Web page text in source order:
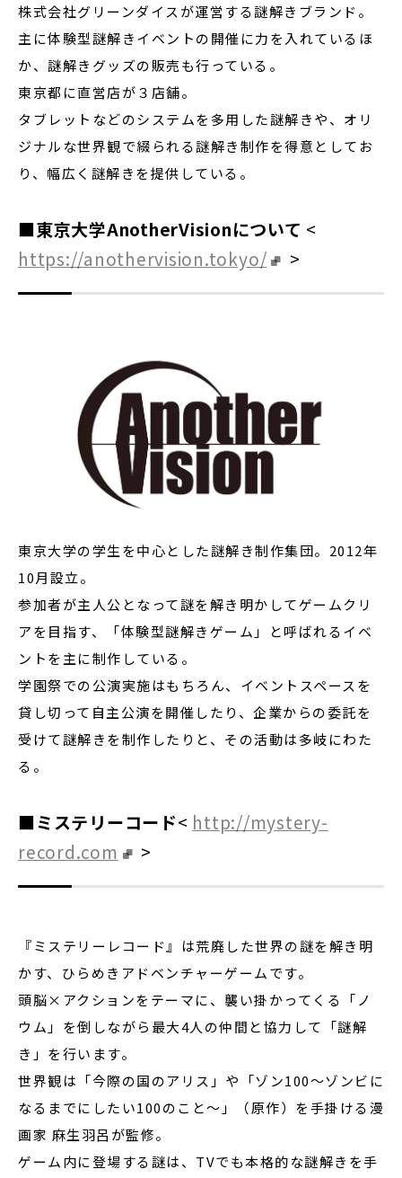
株式会社グリーンダイスが運営する謎解きブランド。
主に体験型謎解きイベントの開催に力を入れているほ
か、謎解きグッズの販売も行っている。
東京都に直営店が３店舗。
タブレットなどのシステムを多用した謎解きや、オリ
ジナルな世界観で綴られる謎解き制作を得意としてお
り、幅広く謎解きを提供している。
■東京大学AnotherVisionについて <
https://anothervision.tokyo/
>
東京大学の学生を中心とした謎解き制作集団。2012年
10月設立。
参加者が主人公となって謎を解き明かしてゲームクリ
アを目指す、「体験型謎解きゲーム」と呼ばれるイベ
ントを主に制作している。
学園祭での公演実施はもちろん、イベントスペースを
貸し切って自主公演を開催したり、企業からの委託を
受けて謎解きを制作したりと、その活動は多岐にわた
る。
■ミステリーコード< http://mystery-
record.com
>
『ミステリーレコード』は荒廃した世界の謎を解き明
かす、ひらめきアドベンチャーゲームです。
頭脳×アクションをテーマに、襲い掛かってくる「ノ
ウム」を倒しながら最大4人の仲間と協力して「謎解
き」を行います。
世界観は「今際の国のアリス」や「ゾン100～ゾンビに
なるまでにしたい100のこと～」（原作）を手掛ける漫
画家 麻生羽呂が監修。
ゲーム内に登場する謎は、TVでも本格的な謎解きを手